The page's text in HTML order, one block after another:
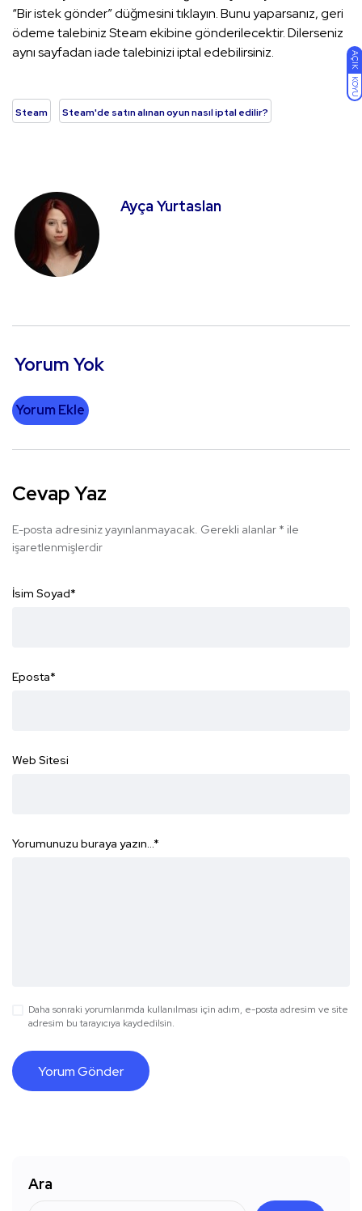
AÇIK
KOYU
“Bir istek gönder” düğmesini tıklayın. Bunu yaparsanız, geri
ödeme talebiniz Steam ekibine gönderilecektir. Dilerseniz
aynı sayfadan iade talebinizi iptal edebilirsiniz.
Steam Steam'de satın alınan oyun nasıl iptal edilir?
Ayça Yurtaslan
Yorum Yok
Yorum Ekle
Cevap Yaz
E-posta adresiniz yayınlanmayacak. Gerekli alanlar * ile
işaretlenmişlerdir
İsim Soyad*
Eposta*
Web Sitesi
Yorumunuzu buraya yazın...*
Daha sonraki yorumlarımda kullanılması için adım, e-posta adresim ve site
adresim bu tarayıcıya kaydedilsin.
Ara